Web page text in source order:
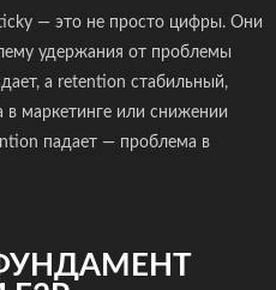
— это не просто цифры. Они
удержания от проблемы
а retention стабильный,
в маркетинге или снижении
падает — проблема в
ФУНДАМЕНТ